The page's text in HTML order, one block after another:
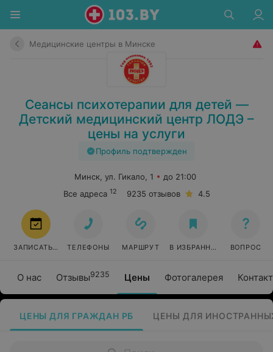
Медицинские центры в Минске
Сеансы психотерапии для детей —
Детский медицинский центр ЛОДЭ –
цены на услуги
Профиль подтвержден
О нас Отзывы9235 Цены Фотогалерея
Минск, ул. Гикало, 1
до 21:00
Все адреса 12 9235 отзывов 4.5
ЗАПИСАТЬСЯ ТЕЛЕФОНЫ МАРШРУТ В ИЗБРАННОЕ ВОПРОС
ЦЕНЫ ДЛЯ ГРАЖДАН РБ ЦЕНЫ ДЛЯ